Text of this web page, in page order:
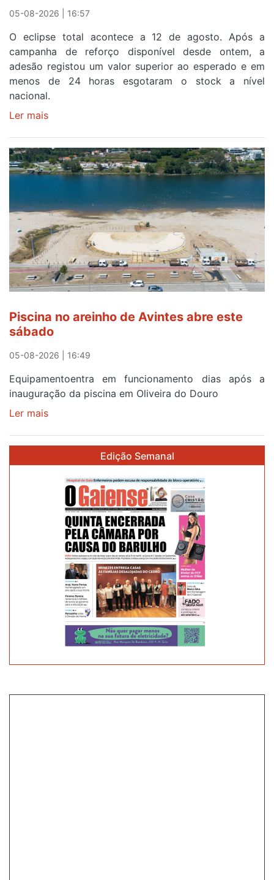
Sintra
primeira
etapa
da
87ª
Volta
05-08-2026 | 16:57
O eclipse total acontece a 12 de agosto. Após a
campanha de reforço disponível desde ontem, a
adesão registou um valor superior ao esperado e em
menos de 24 horas esgotaram o stock a nível
nacional.
Ler mais
gratuitos
para
observar
eclipse
solar
esgotam
em
menos
de
24
após
campanha
reforço
Piscina no areinho de Avintes abre este
sábado
05-08-2026 | 16:49
Equipamentoentra em funcionamento dias após a
inauguração da piscina em Oliveira do Douro
Ler mais
Avintes
abre
este
sábado
Edição Semanal